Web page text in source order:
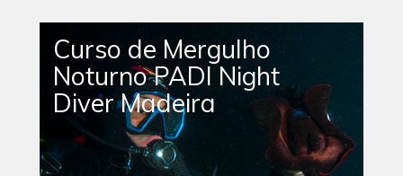
Curso de Mergulho
Noturno PADI Night
Diver Madeira